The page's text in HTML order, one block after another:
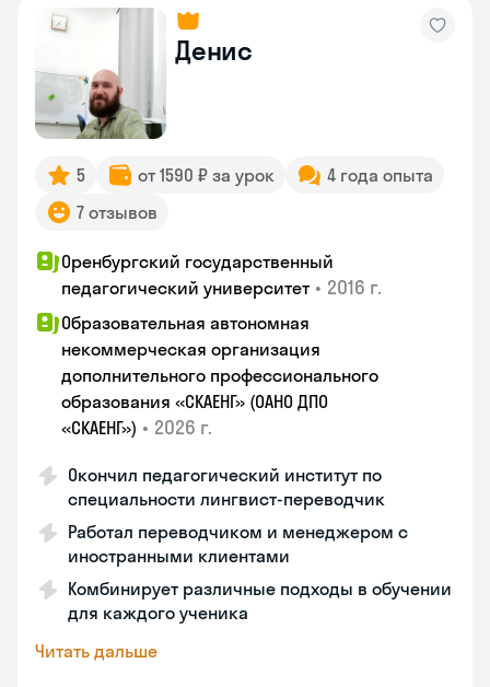
Денис
5 от 1590 ₽ за урок
4 года опыта
7 отзывов
Оренбургский государственный
педагогический университет • 2016 г.
Образовательная автономная
некоммерческая организация
дополнительного профессионального
образования «СКАЕНГ» (ОАНО ДПО
«СКАЕНГ») • 2026 г.
Окончил педагогический институт по
специальности лингвист-переводчик
Работал переводчиком и менеджером с
иностранными клиентами
Комбинирует различные подходы в обучении
для каждого ученика
Читать дальше